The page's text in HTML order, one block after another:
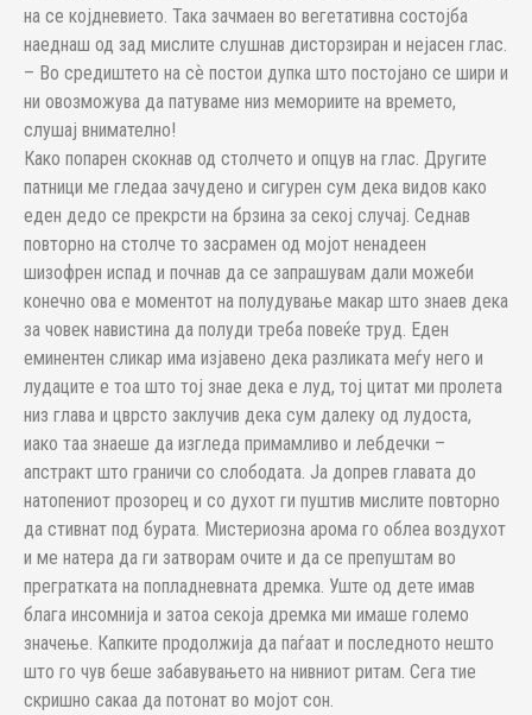
на се којдневието. Така зачмаен во вегетативна состојба
наеднаш од зад мислите слушнав дисторзиран и нејасен глас.
– Во средиштето на сѐ постои дупка што постојано се шири и
ни овозможува да патуваме низ мемориите на времето,
слушај внимателно!
Како попарен скокнав од столчето и опцув на глас. Другите
патници ме гледаа зачудено и сигурен сум дека видов како
еден дедо се прекрсти на брзина за секој случај. Седнав
повторно на столче то засрамен од мојот ненадеен
шизофрен испад и почнав да се запрашувам дали можеби
конечно ова е моментот на полудување макар што знаев дека
за човек навистина да полуди треба повеќе труд. Еден
еминентен сликар има изјавено дека разликата меѓу него и
лудаците е тоа што тој знае дека е луд, тој цитат ми пролета
низ глава и цврсто заклучив дека сум далеку од лудоста,
иако таа знаеше да изгледа примамливо и лебдечки –
апстракт што граничи со слободата. Ја допрев главата до
натопениот прозорец и со духот ги пуштив мислите повторно
да стивнат под бурата. Мистериозна арома го облеа воздухот
и ме натера да ги затворам очите и да се препуштам во
прегратката на попладневната дремка. Уште од дете имав
блага инсомнија и затоа секоја дремка ми имаше големо
значење. Капките продолжија да паѓаат и последното нешто
што го чув беше забавувањето на нивниот ритам. Сега тие
скришно сакаа да потонат во мојот сон.